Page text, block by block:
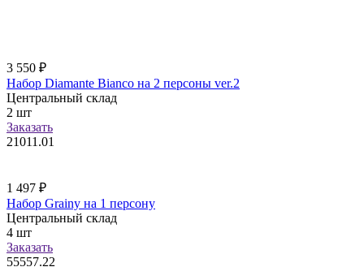
3 550 ₽
Набор Diamante Bianco на 2 персоны ver.2
Центральный склад
2 шт
Заказать
21011.01
1 497 ₽
Набор Grainy на 1 персону
Центральный склад
4 шт
Заказать
55557.22